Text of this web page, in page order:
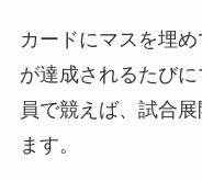
カードにマスを埋
が達成されるたび
員で競えば、試合
ます。